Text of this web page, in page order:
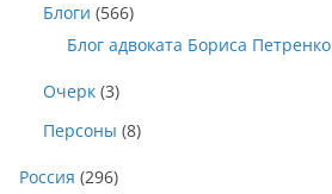
Блоги (566)
Блог адвоката Бориса Петренко
Очерк (3)
Персоны (8)
Россия (296)